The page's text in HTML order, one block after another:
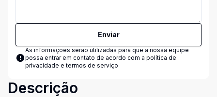
Enviar
As informações serão utilizadas para que a nossa equipe
possa entrar em contato de acordo com a política de
privacidade e termos de serviço
Descrição